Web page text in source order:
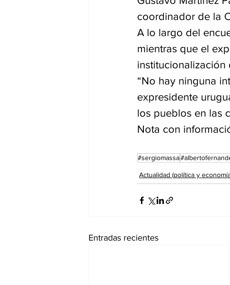
coordinador de la
A lo largo del
mientras que el
institucionalización
“No hay ninguna
expresidente
los pueblos en las
Nota con
#sergiomassa
Actualidad (política y
Entradas recientes